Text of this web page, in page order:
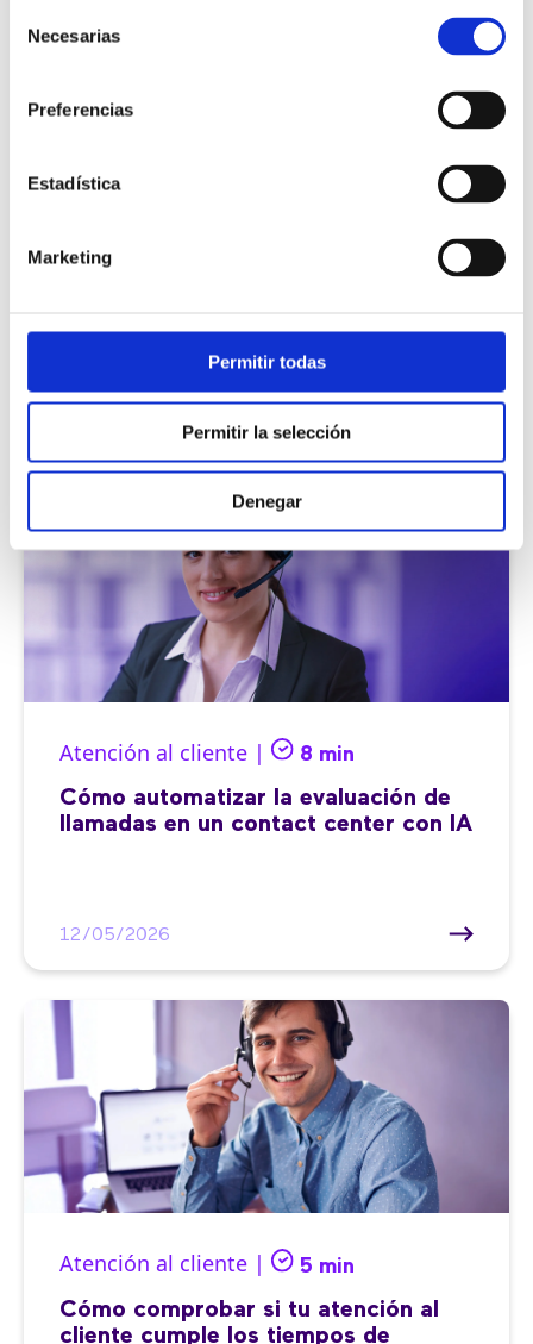
Necesarias
Preferencias
Estadística
Marketing
Permitir todas
Permitir la selección
Denegar
Atención al cliente | 8 min
Cómo automatizar la evaluación de
llamadas en un contact center con IA
12/05/2026
Atención al cliente | 5 min
Cómo comprobar si tu atención al
cliente cumple los tiempos de